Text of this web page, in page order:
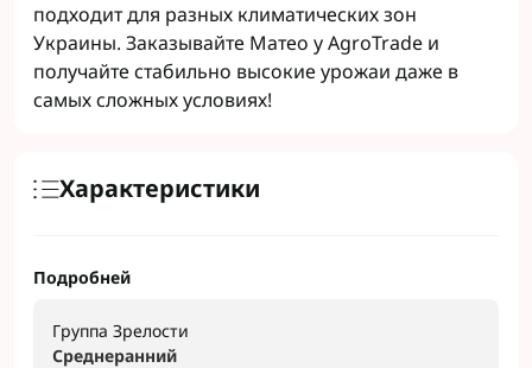
подходит для разных климатических зон
Украины. Заказывайте Матео у AgroTrade и
получайте стабильно высокие урожаи даже в
самых сложных условиях!
Характеристики
Подробней
Группа Зрелости
Среднеранний